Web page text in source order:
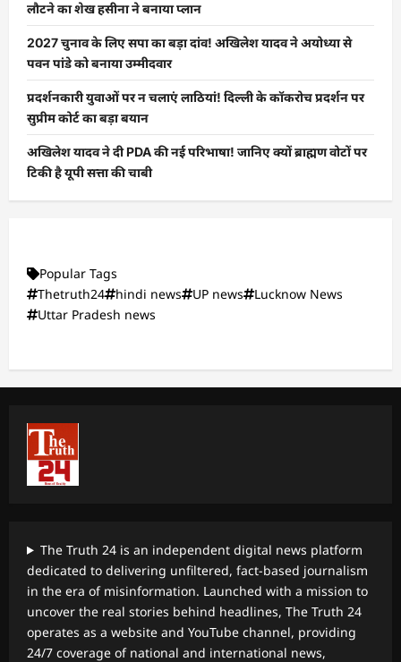
लौटने का शेख हसीना ने बनाया प्लान
2027 चुनाव के लिए सपा का बड़ा दांव! अखिलेश यादव ने अयोध्या से
पवन पांडे को बनाया उम्मीदवार
प्रदर्शनकारी युवाओं पर न चलाएं लाठियां! दिल्ली के कॉकरोच प्रदर्शन पर
सुप्रीम कोर्ट का बड़ा बयान
अखिलेश यादव ने दी PDA की नई परिभाषा! जानिए क्यों ब्राह्मण वोटों पर
टिकी है यूपी सत्ता की चाबी
Popular Tags
Thetruth24
hindi news UP news
Lucknow News
Uttar Pradesh news
The Truth 24 is an independent digital news platform
dedicated to delivering unfiltered, fact-based journalism
in the era of misinformation. Launched with a mission to
uncover the real stories behind headlines, The Truth 24
operates as a website and YouTube channel, providing
24/7 coverage of national and international news,